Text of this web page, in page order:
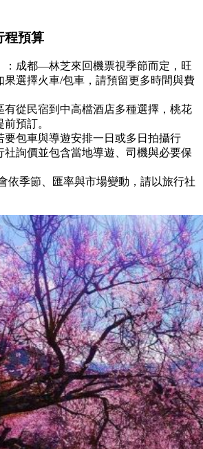
程預算
：成都—林芝來回機票視季節而定，旺
果選擇火車/包車，請預留更多時間與費
有從民宿到中高檔酒店多種選擇，桃花
預訂。
要包車與導遊安排一日或多日拍攝行
社詢價並包含當地導遊、司機與必要保
依季節、匯率與市場變動，請以旅行社